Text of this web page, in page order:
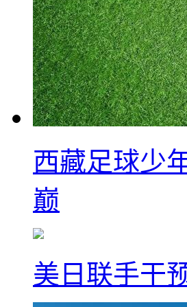
西藏足球少
巅
美日联手干